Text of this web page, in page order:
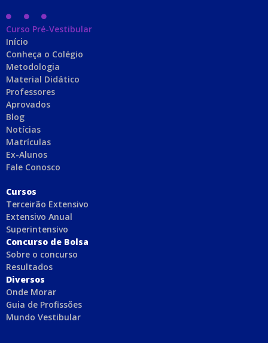
Curso Pré-Vestibular
Início
Conheça o Colégio
Metodologia
Material Didático
Professores
Aprovados
Blog
Notícias
Matrículas
Ex-Alunos
Fale Conosco
Cursos
Terceirão Extensivo
Extensivo Anual
Superintensivo
Concurso de Bolsa
Sobre o concurso
Resultados
Diversos
Onde Morar
Guia de Profissões
Mundo Vestibular